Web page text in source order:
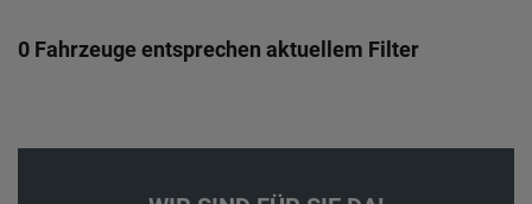
0 Fahrzeuge entsprechen aktuellem Filter